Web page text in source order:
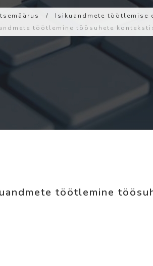
/ Isikuandmete
töötlemine töösuhete
töötlemine